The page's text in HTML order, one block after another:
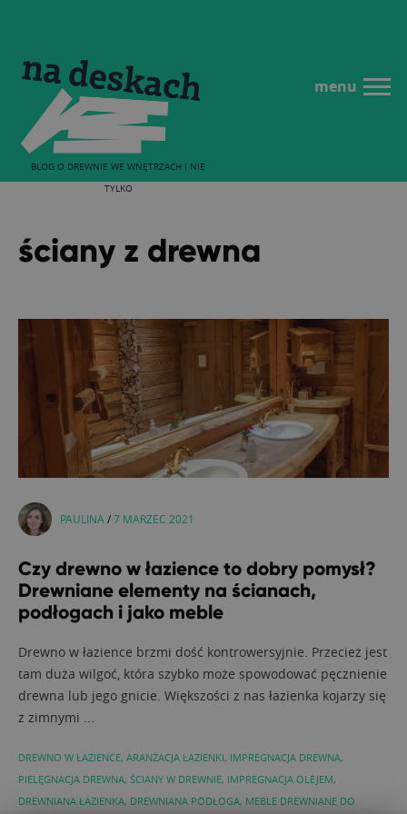
BLOG O DREWNIE WE WNĘTRZACH I NIE
TYLKO
menu
ściany z drewna
PAULINA /7 MARZEC 2021
Czy drewno w łazience to dobry pomysł?
Drewniane elementy na ścianach,
podłogach i jako meble
Drewno w łazience brzmi dość kontrowersyjnie. Przecież jest
tam duża wilgoć, która szybko może spowodować pęcznienie
drewna lub jego gnicie. Większości z nas łazienka kojarzy się
z zimnymi ...
DREWNO W ŁAZIENCE, ARANŻACJA ŁAZIENKI, IMPREGNACJA DREWNA,
PIELĘGNACJA DREWNA, ŚCIANY W DREWNIE, IMPREGNACJA OLEJEM,
DREWNIANA ŁAZIENKA, DREWNIANA PODŁOGA, MEBLE DREWNIANE DO